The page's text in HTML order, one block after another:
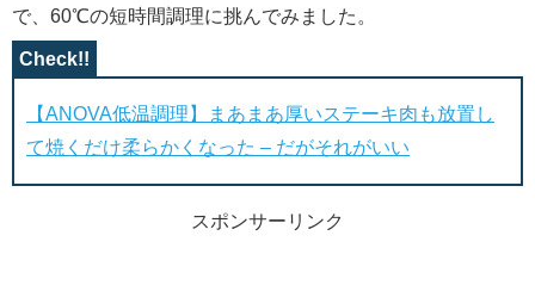
で、60℃の短時間調理に挑んでみました。
【ANOVA低温調理】まあまあ厚いステーキ肉も放置し
て焼くだけ柔らかくなった – だがそれがいい
スポンサーリンク